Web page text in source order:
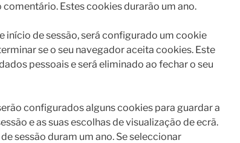
Estes cookies durarão um ano.
início de sessão, será configurado um cookie
se o seu navegador aceita cookies. Este
pessoais e será eliminado ao fechar o seu
configurados alguns cookies para guardar a
e as suas escolhas de visualização de ecrã.
sessão duram um ano. Se seleccionar